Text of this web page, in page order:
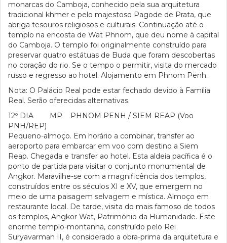
monarcas do Camboja, conhecido pela sua arquitetura
tradicional khmer e pelo majestoso Pagode de Prata, que
abriga tesouros religiosos e culturais. Continuação até o
templo na encosta de Wat Phnom, que deu nome à capital
do Camboja. O templo foi originalmente construído para
preservar quatro estátuas de Buda que foram descobertas
no coração do rio. Se o tempo o permitir, visita do mercado
russo e regresso ao hotel. Alojamento em Phnom Penh.
Nota: O Palácio Real pode estar fechado devido à Família
Real. Serão oferecidas alternativas.
12º DIA MP PHNOM PENH / SIEM REAP (Voo
PNH/REP)
Pequeno-almoço. Em horário a combinar, transfer ao
aeroporto para embarcar em voo com destino a Siem
Reap. Chegada e transfer ao hotel. Esta aldeia pacífica é o
ponto de partida para visitar o conjunto monumental de
Angkor. Maravilhe-se com a magnificência dos templos,
construídos entre os séculos XI e XV, que emergem no
meio de uma paisagem selvagem e mística. Almoço em
restaurante local. De tarde, visita do mais famoso de todos
os templos, Angkor Wat, Património da Humanidade. Este
enorme templo-montanha, construído pelo Rei
Suryavarman II, é considerado a obra-prima da arquitetura e